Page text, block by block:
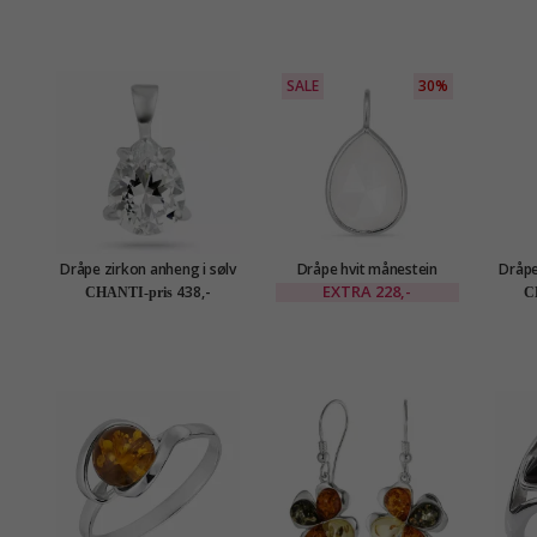
Dråpe zirkon anheng i sølv
CHANTI-pris 438,-
SALE 30%
Dråpe hvit månestein
anheng i sølv - Loom
EXTRA 228,-